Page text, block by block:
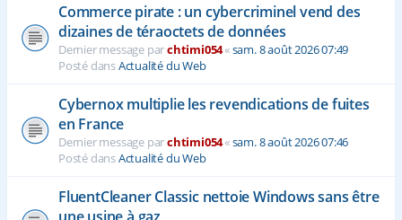
Commerce pirate : un cybercriminel vend des
dizaines de téraoctets de données
Dernier message parchtimi054«sam. 8 août 2026 07:49
Posté dansActualité du Web
Cybernox multiplie les revendications de fuites
en France
Dernier message parchtimi054«sam. 8 août 2026 07:46
Posté dansActualité du Web
FluentCleaner Classic nettoie Windows sans être
une usine à gaz